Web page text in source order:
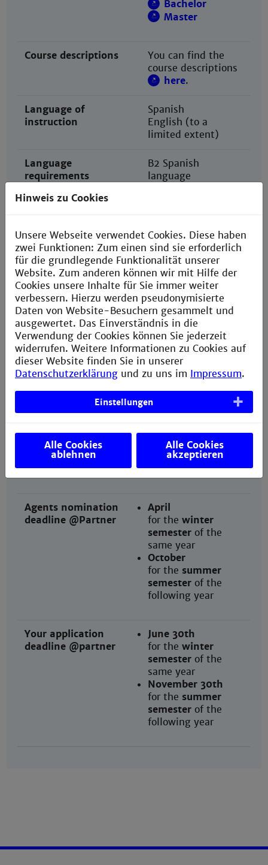
Bachelor
Master
Course descriptions
You can find the
course descriptions
here.
Language of
instruction
Spanish
English (to a
limited extent)
Language
requirements
B2 Spanish
language
Your application
deadline
@department
December 31st
for the winter
semester of the
following year
May 31st
for thesummer
semesterof the
following year
Our nomination
deadline @agent
(International Office)
January 31st
for thewinter
semester
June 30th
for thesummer
semesterof the
following year
Agents nomination
deadline @Partner
April
for thewinter
semesterof the
same year
October
for the summer
semesterof the
following year
Your application
deadline @partner
June 30th
for thewinter
semesterof the
same year
November 30th
for the summer
semesterof the
following year
Hinweis zu Cookies
Unsere Webseite verwendet Cookies. Diese haben
zwei Funktionen: Zum einen sind sie erforderlich
für die grundlegende Funktionalität unserer
Website. Zum anderen können wir mit Hilfe der
Cookies unsere Inhalte für Sie immer weiter
verbessern. Hierzu werden pseudonymisierte
Daten von Website-Besuchern gesammelt und
ausgewertet. Das Einverständnis in die
Verwendung der Cookies können Sie jederzeit
widerrufen. Weitere Informationen zu Cookies auf
dieser Website finden Sie in unserer
Datenschutzerklärung und zu uns im Impressum.
Einstellungen
Alle Cookies
ablehnen
Alle Cookies
akzeptieren